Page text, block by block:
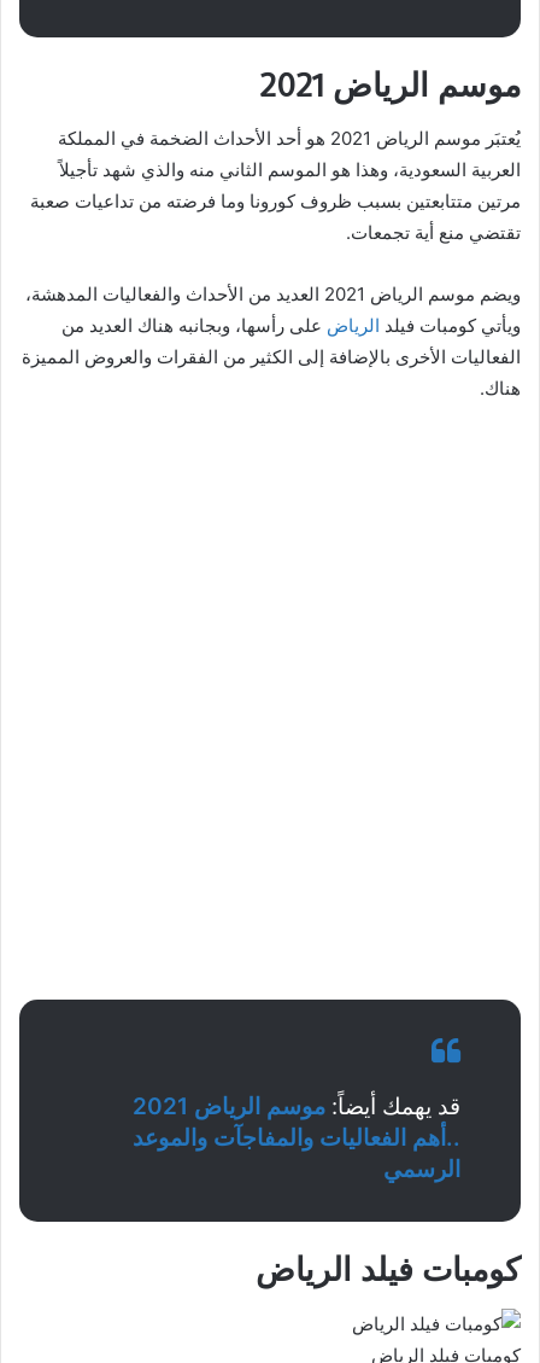
موسم الرياض 2021
يُعتبَر موسم الرياض 2021 هو أحد الأحداث الضخمة في المملكة
العربية السعودية، وهذا هو الموسم الثاني منه والذي شهد تأجيلاً
مرتين متتابعتين بسبب ظروف كورونا وما فرضته من تداعيات صعبة
تقتضي منع أية تجمعات.
ويضم موسم الرياض 2021 العديد من الأحداث والفعاليات المدهشة،
ويأتي كومبات فيلد الرياض على رأسها، وبجانبه هناك العديد من
الفعاليات الأخرى بالإضافة إلى الكثير من الفقرات والعروض المميزة
هناك.
قد يهمك أيضاً:
موسم الرياض 2021
..أهم الفعاليات والمفاجآت والموعد
الرسمي
كومبات فيلد الرياض
كومبات فيلد الرياض